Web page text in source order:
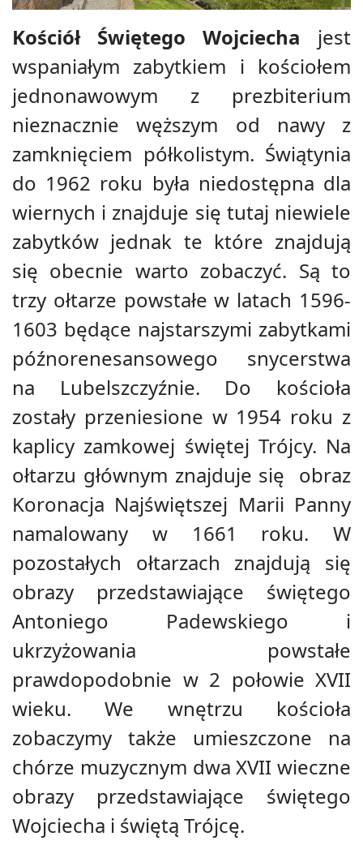
Kościół Świętego Wojciecha jest
wspaniałym zabytkiem i kościołem
jednonawowym z prezbiterium
nieznacznie węższym od nawy z
zamknięciem półkolistym. Świątynia
do 1962 roku była niedostępna dla
wiernych i znajduje się tutaj niewiele
zabytków jednak te które znajdują
się obecnie warto zobaczyć. Są to
trzy ołtarze powstałe w latach 1596-
1603 będące najstarszymi zabytkami
późnorenesansowego snycerstwa
na Lubelszczyźnie. Do kościoła
zostały przeniesione w 1954 roku z
kaplicy zamkowej świętej Trójcy. Na
ołtarzu głównym znajduje się obraz
Koronacja Najświętszej Marii Panny
namalowany w 1661 roku. W
pozostałych ołtarzach znajdują się
obrazy przedstawiające świętego
Antoniego Padewskiego i
ukrzyżowania powstałe
prawdopodobnie w 2 połowie XVII
wieku. We wnętrzu kościoła
zobaczymy także umieszczone na
chórze muzycznym dwa XVII wieczne
obrazy przedstawiające świętego
Wojciecha i świętą Trójcę.